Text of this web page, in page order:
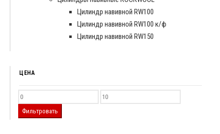
Цилиндр навивной RW100
Цилиндр навивной RW100 к/ф
Цилиндр навивной RW150
ЦЕНА
Фильтровать